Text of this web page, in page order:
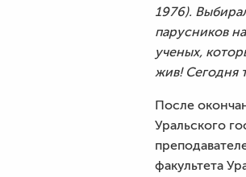
1976).
парусников
ученых,
жив! Сегодня
После
Уральского
факультета